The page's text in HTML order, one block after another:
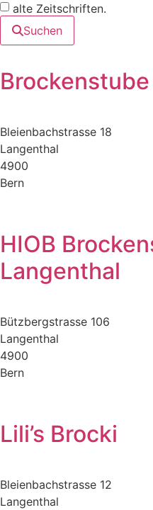
alte Zeitschriften.
Suchen
Bleienbachstrasse 18
Langenthal
4900
Bern
HIOB
Langenthal
Bützbergstrasse 106
Langenthal
4900
Bern
Lili’s Brocki
Bleienbachstrasse 12
Langenthal